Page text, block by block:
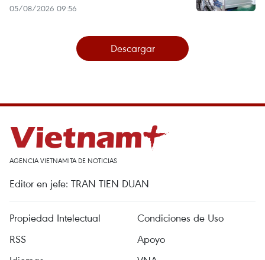
05/08/2026 09:56
Descargar
AGENCIA VIETNAMITA DE NOTICIAS
Editor en jefe: TRAN TIEN DUAN
Propiedad Intelectual
Condiciones de Uso
RSS
Apoyo